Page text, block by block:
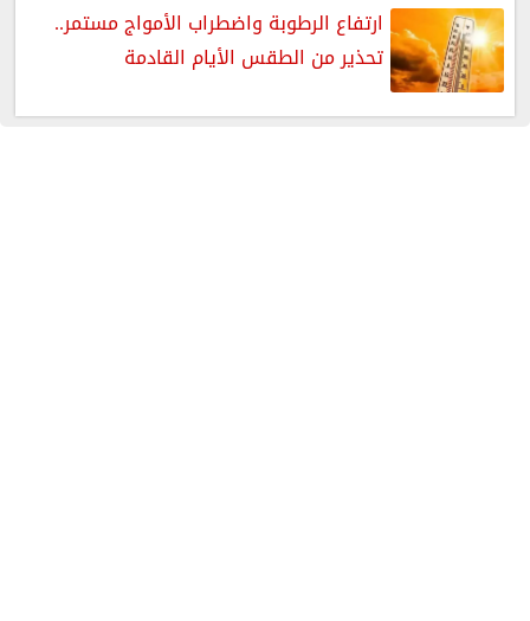
ارتفاع الرطوبة واضطراب الأمواج مستمر..
تحذير من الطقس الأيام القادمة